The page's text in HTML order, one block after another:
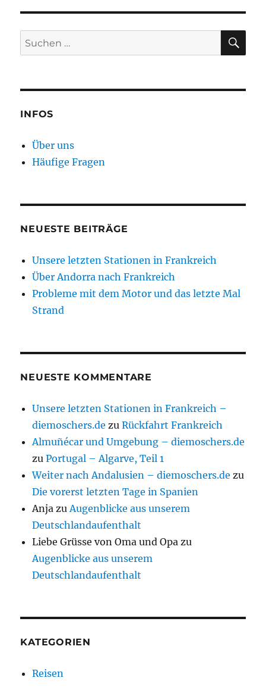
Suchen
nach:
INFOS
Über uns
Häufige Fragen
NEUESTE BEITRÄGE
Unsere letzten Stationen in Frankreich
Über Andorra nach Frankreich
Probleme mit dem Motor und das letzte Mal
Strand
NEUESTE KOMMENTARE
Unsere letzten Stationen in Frankreich –
diemoschers.de zuRückfahrt Frankreich
Almuñécar und Umgebung – diemoschers.de
zuPortugal – Algarve, Teil 1
Weiter nach Andalusien – diemoschers.de zu
Die vorerst letzten Tage in Spanien
Anja zu Augenblicke aus unserem
Deutschlandaufenthalt
Liebe Grüsse von Oma und Opa zu
Augenblicke aus unserem
Deutschlandaufenthalt
KATEGORIEN
Reisen